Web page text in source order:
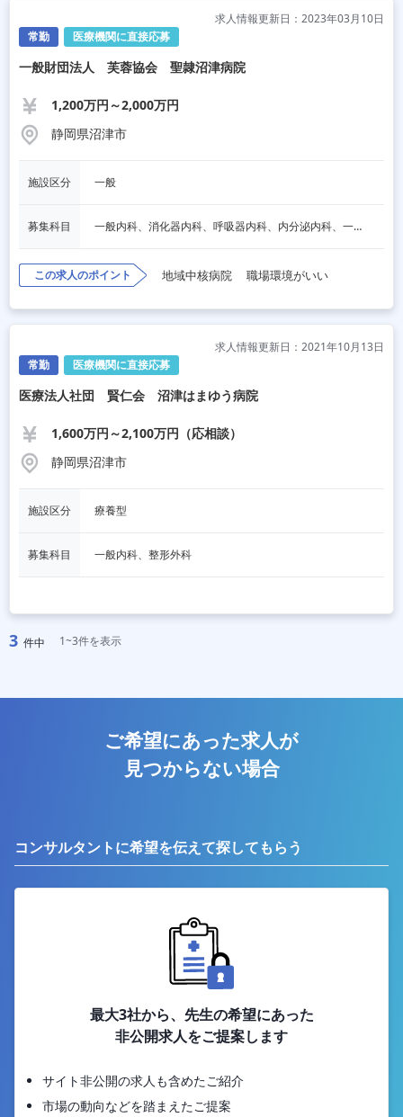
常勤 医療機関に直接応募
求人情報更新日：2023年03月10日
一般財団法人 芙蓉協会 聖隷沼津病院
1,200万円～2,000万円
静岡県沼津市
施設区分 一般
募集科目 一般内科、消化器内科、呼吸器内科、内分泌内科、一般外科、消化器外科、整形外科、麻酔科、人間ドック・検診、その他
この求人のポイント 地域中核病院 職場環境がいい
常勤 医療機関に直接応募
求人情報更新日：2021年10月13日
医療法人社団 賢仁会 沼津はまゆう病院
1,600万円～2,100万円（応相談）
静岡県沼津市
施設区分 療養型
募集科目 一般内科、整形外科
3 件中 1~3件を表示
ご希望にあった求人が
見つからない場合
コンサルタントに希望を伝えて探してもらう
最大3社から、先生の希望にあった
非公開求人をご提案します
サイト非公開の求人も含めたご紹介
市場の動向などを踏まえたご提案